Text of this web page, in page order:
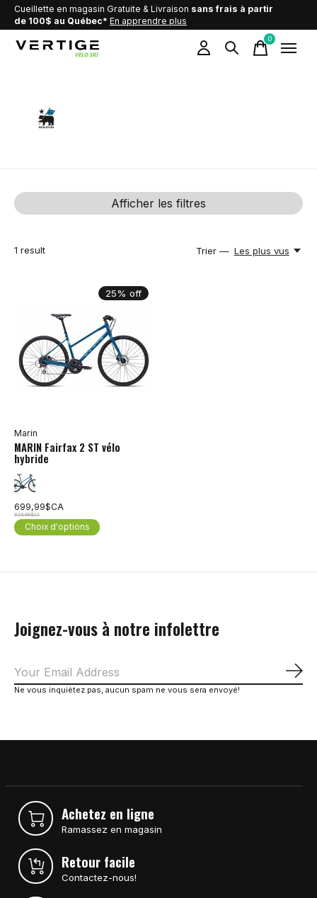
Cueillette en magasin Gratuite & Livraison sans frais à partir
de 100$ au Québec* En apprendre plus
0items
Marin
Afficher les filtres
1 result Trier — Les plus vus
25% off
Marin
MARIN Fairfax 2 ST vélo
hybride
699,99$CA
929,99$CA
Choix d'options
Joignez-vous à notre infolettre
Ne vous inquiétez pas, aucun spam ne vous sera envoyé!
Achetez en ligne
Ramassez en magasin
Retour facile
Contactez-nous!